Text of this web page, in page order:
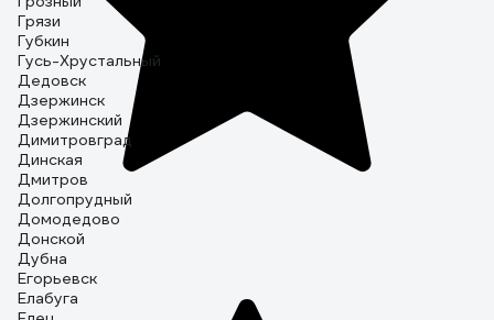
Грязи
Губкин
Гусь-Хрустальный
Дедовск
Дзержинск
Дзержинский
Димитровград
Динская
Дмитров
Долгопрудный
Домодедово
Донской
Дубна
Егорьевск
Елабуга